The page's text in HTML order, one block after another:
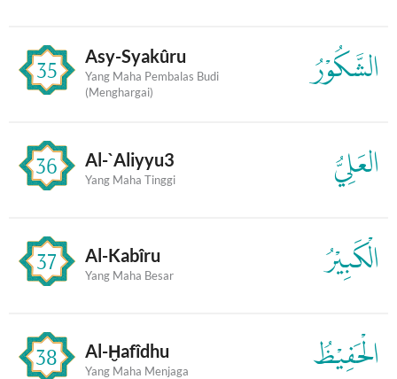
35 Asy-Syakûru
Yang Maha Pembalas Budi
(Menghargai)
الشَّكُوْرُ
36 Al-`Aliyyu3
Yang Maha Tinggi العَلِيُّ
37 Al-Kabîru
Yang Maha Besar الْكَبِيْرُ
38 Al-Ḫafîdhu
Yang Maha Menjaga الْحَفِيْظُ